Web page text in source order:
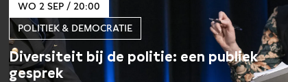
WO 2 SEP / 20:00
POLITIEK & DEMOCRATIE
Diversiteit bij de politie: een publiek
gesprek